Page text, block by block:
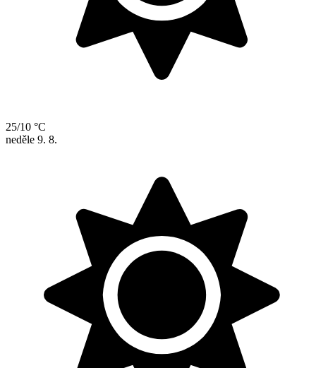
25/10 °C
neděle 9. 8.